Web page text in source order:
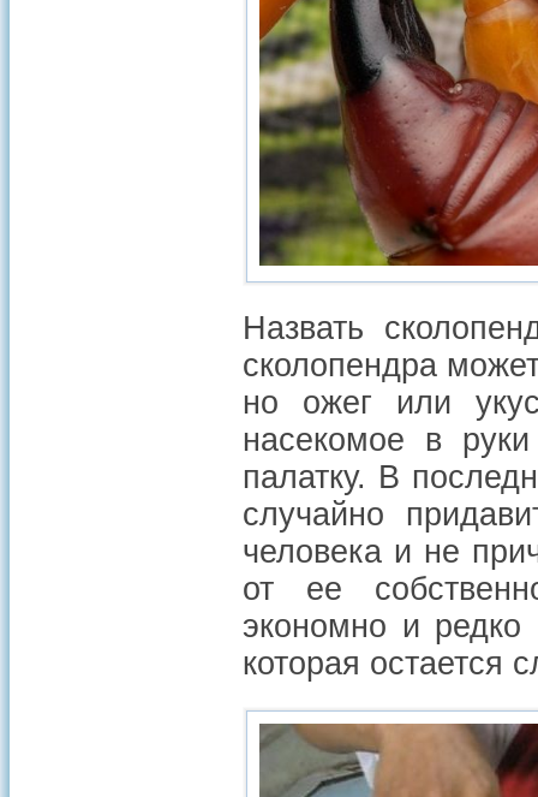
Назвать
сколопендра
но ожег или
насекомое в
палатку. В
случайно
человека и не
от ее
экономно и редко
которая остается